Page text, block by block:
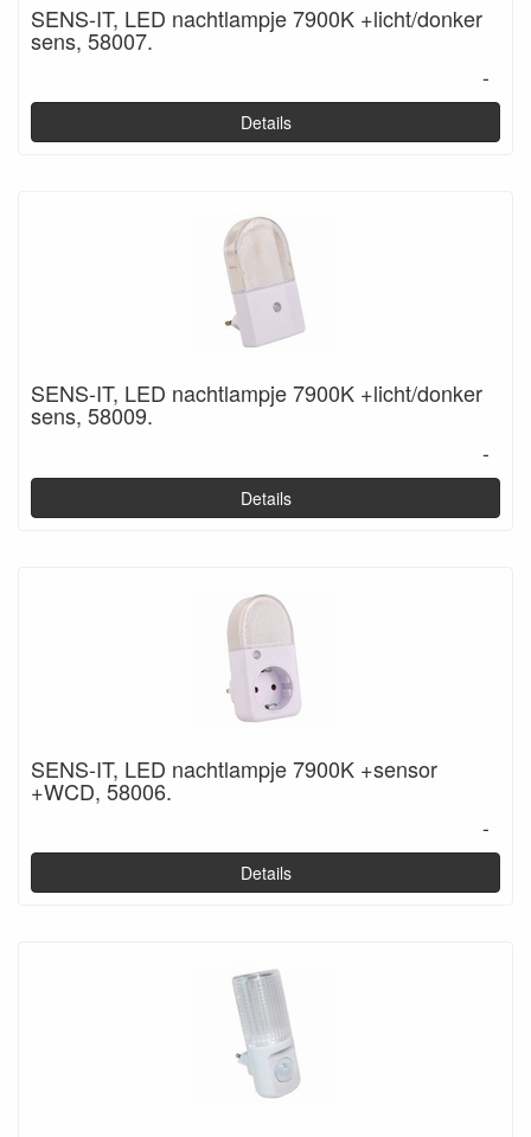
SENS-IT, LED nachtlampje 7900K +licht/donker
sens, 58007.
-
Details
SENS-IT, LED nachtlampje 7900K +licht/donker
sens, 58009.
-
Details
SENS-IT, LED nachtlampje 7900K +sensor
+WCD, 58006.
-
Details